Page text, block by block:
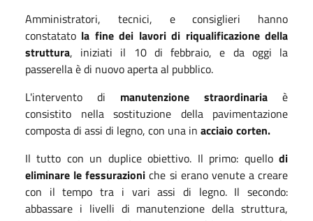
Amministratori, tecnici, e consiglieri hanno
constatato la fine dei lavori di riqualificazione della
struttura, iniziati il 10 di febbraio, e da oggi la
passerella è di nuovo aperta al pubblico.
L'intervento di manutenzione straordinaria è
consistito nella sostituzione della pavimentazione
composta di assi di legno, con una in acciaio corten.
Il tutto con un duplice obiettivo. Il primo: quello di
eliminare le fessurazioniche si erano venute a creare
con il tempo tra i vari assi di legno. Il secondo:
abbassare i livelli di manutenzione della struttura,